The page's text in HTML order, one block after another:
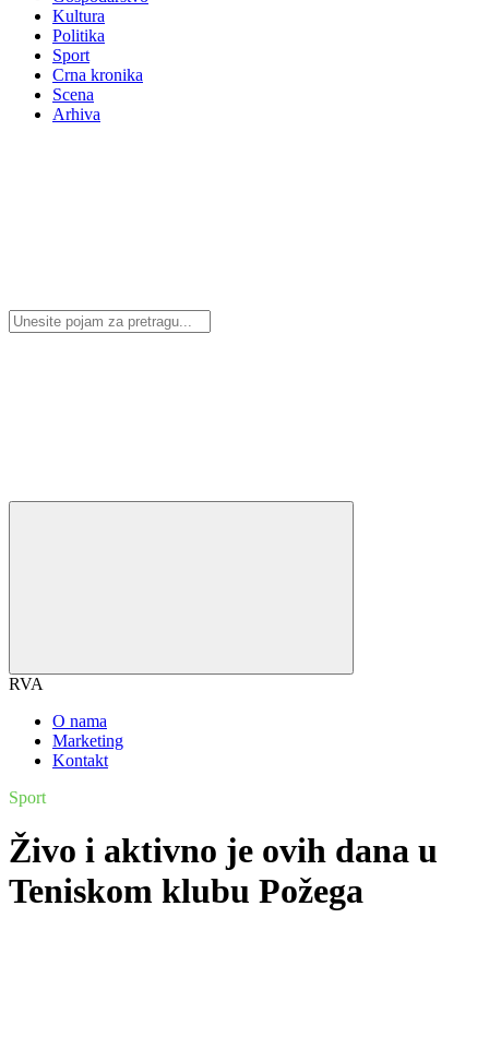
Kultura
Politika
Sport
Crna kronika
Scena
Arhiva
RVA
O nama
Marketing
Kontakt
Sport
Živo i aktivno je ovih dana u
Teniskom klubu Požega